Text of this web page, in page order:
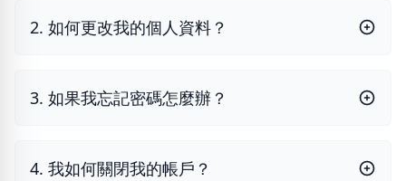
2. 如何更改我的個人資料？
3. 如果我忘記密碼怎麼辦？
4. 我如何關閉我的帳戶？